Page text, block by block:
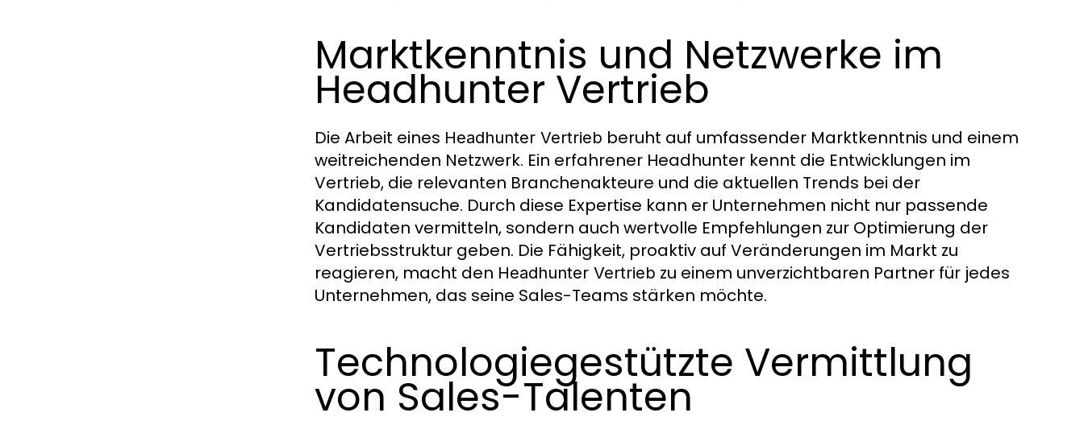
Marktkenntnis und Netzwerke im
Headhunter Vertrieb
Die Arbeit eines Headhunter Vertrieb beruht auf umfassender Marktkenntnis und einem
weitreichenden Netzwerk. Ein erfahrener Headhunter kennt die Entwicklungen im
Vertrieb, die relevanten Branchenakteure und die aktuellen Trends bei der
Kandidatensuche. Durch diese Expertise kann er Unternehmen nicht nur passende
Kandidaten vermitteln, sondern auch wertvolle Empfehlungen zur Optimierung der
Vertriebsstruktur geben. Die Fähigkeit, proaktiv auf Veränderungen im Markt zu
reagieren, macht den Headhunter Vertrieb zu einem unverzichtbaren Partner für jedes
Unternehmen, das seine Sales-Teams stärken möchte.
Technologiegestützte Vermittlung
von Sales-Talenten